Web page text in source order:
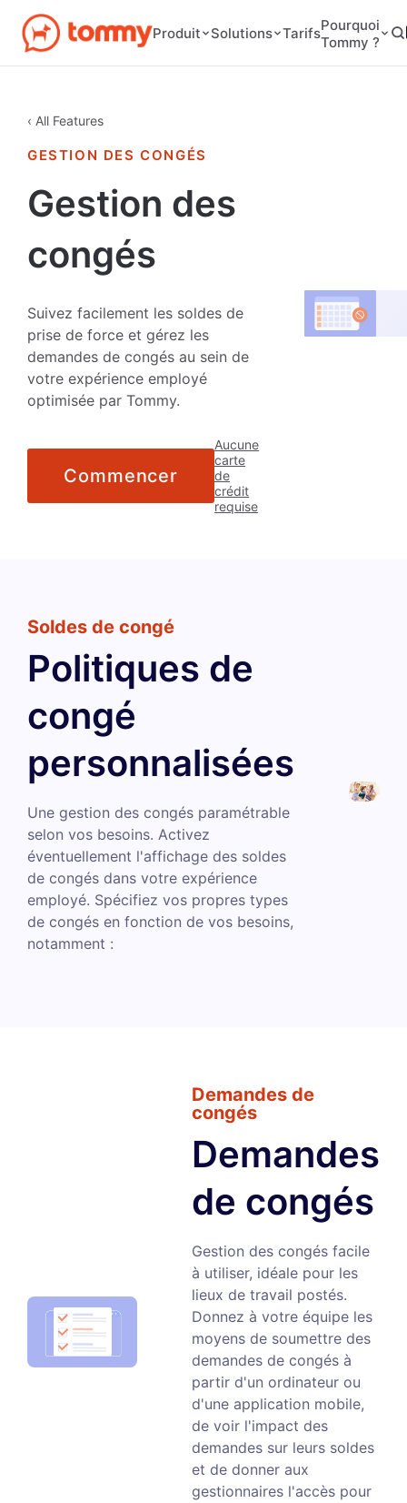
Produit Solutions TarifsPourquoi
Tommy ?
‹ All Features
GESTION DES CONGÉS
Gestion des
congés
Suivez facilement les soldes de
prise de force et gérez les
demandes de congés au sein de
votre expérience employé
optimisée par Tommy.
Commencer
Aucune
carte
de
crédit
requise
Soldes de congé
Politiques de
congé
personnalisées
Une gestion des congés paramétrable
selon vos besoins. Activez
éventuellement l'affichage des soldes
de congés dans votre expérience
employé. Spécifiez vos propres types
de congés en fonction de vos besoins,
notamment :
Demandes de
congés
Demandes
de congés
Gestion des congés facile
à utiliser, idéale pour les
lieux de travail postés.
Donnez à votre équipe les
moyens de soumettre des
demandes de congés à
partir d'un ordinateur ou
d'une application mobile,
de voir l'impact des
demandes sur leurs soldes
et de donner aux
gestionnaires l'accès pour